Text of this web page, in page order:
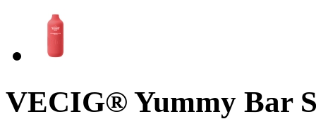
VECIG® Yummy Bar